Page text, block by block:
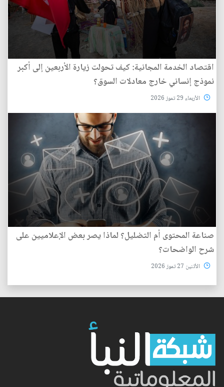
اقتصاد الخدمة المجانية: كيف تحولت زيارة الأربعين إلى أكبر
نموذج إنساني خارج معادلات السوق؟
الأربعاء 29 تموز 2026
صناعة المحتوى أم التضليل؟ لماذا يصر بعض الإعلاميين على
شرح الواضحات؟
الأثنين 27 تموز 2026